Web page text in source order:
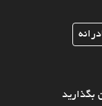
بگذارید